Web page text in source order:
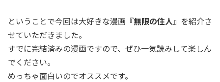
ということで今回は大好きな漫画『無限の住人』を紹介さ
せていただきました。
すでに完結済みの漫画ですので、ぜひ一気読みして楽しん
でください。
めっちゃ面白いのでオススメです。